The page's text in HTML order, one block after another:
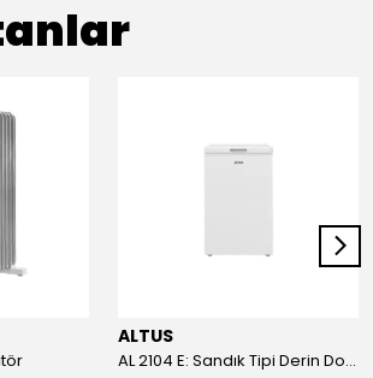
ALTUS
AL 2104 E: Sandık Tipi Derin Dondurucu